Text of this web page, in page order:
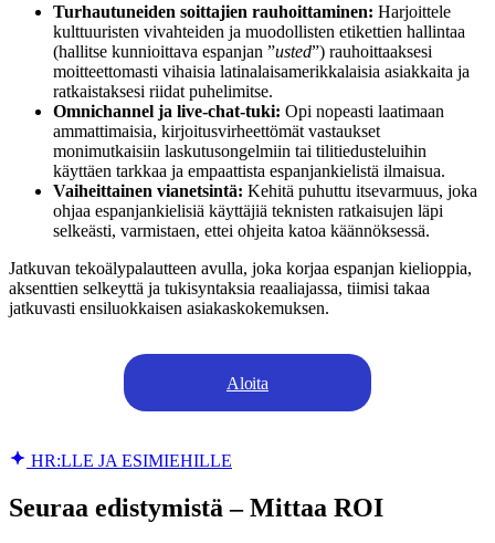
Turhautuneiden soittajien rauhoittaminen: Harjoittele
kulttuuristen vivahteiden ja muodollisten etikettien hallintaa
(hallitse kunnioittava espanjan ”usted”) rauhoittaaksesi
moitteettomasti vihaisia latinalaisamerikkalaisia asiakkaita ja
ratkaistaksesi riidat puhelimitse.
Omnichannel ja live-chat-tuki: Opi nopeasti laatimaan
ammattimaisia, kirjoitusvirheettömät vastaukset
monimutkaisiin laskutusongelmiin tai tilitiedusteluihin
käyttäen tarkkaa ja empaattista espanjankielistä ilmaisua.
Vaiheittainen vianetsintä: Kehitä puhuttu itsevarmuus, joka
ohjaa espanjankielisiä käyttäjiä teknisten ratkaisujen läpi
selkeästi, varmistaen, ettei ohjeita katoa käännöksessä.
Jatkuvan tekoälypalautteen avulla, joka korjaa espanjan kielioppia,
aksenttien selkeyttä ja tukisyntaksia reaaliajassa, tiimisi takaa
jatkuvasti ensiluokkaisen asiakaskokemuksen.
Aloita
HR:LLE JA ESIMIEHILLE
Seuraa edistymistä – Mittaa ROI